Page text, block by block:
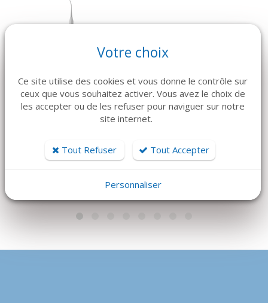
HU-FRIEDY
Positionneur de
USTOMED
PLAQUE GRAVÉE
POUR CONTAINER
STÉRILISATION.
USTOMED
Votre choix
Ce site utilise des cookies et vous donne le contrôle sur
ceux que vous souhaitez activer. Vous avez le choix de
les accepter ou de les refuser pour naviguer sur notre
site internet.
Tout Refuser Tout Accepter
Personnaliser